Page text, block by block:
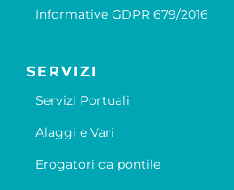
Informative GDPR 679/2016
SERVIZI
Servizi Portuali
Alaggi e Vari
Erogatori da pontile